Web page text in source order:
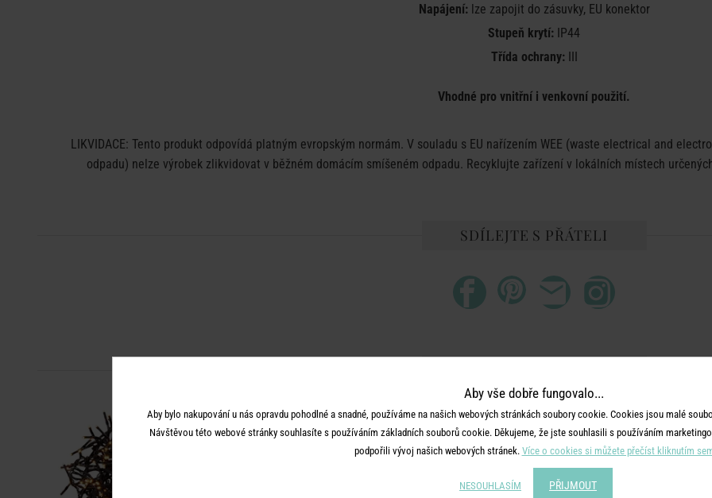
Napájení:lze zapojit do zásuvky, EU konektor
Stupeň krytí: IP44
Třída ochrany:III
Vhodné pro vnitřní i venkovní použití.
LIKVIDACE: Tento produkt odpovídá platným evropským normám. V souladu s EU nařízením WEE (waste electrical and
odpadu) nelze výrobek zlikvidovat v běžném domácím smíšeném odpadu. Recyklujte zařízení v lokálních místech
SDÍLEJTE S PŘÁTELI
-30%
Aby vše dobře fungovalo...
Aby bylo nakupování u nás opravdu pohodlné a snadné, používáme na našich webových stránkách soubory cookie. Cookies jsou malé
Návštěvou této webové stránky souhlasíte s používáním základních souborů cookie. Děkujeme, že jste souhlasili s používáním
podpořili vývoj našich webových stránek. Více o cookies si můžete přečíst kliknutím
NESOUHLASÍM PŘIJMOUT